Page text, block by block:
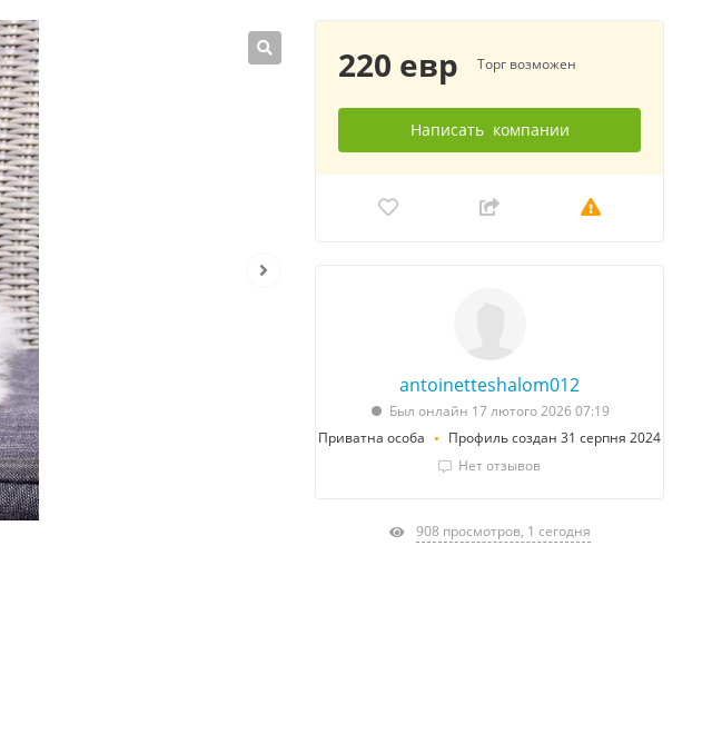
220 евр Торг возможен
Написать компании
antoinetteshalom012
Был онлайн 17 лютого 2026 07:19
Приватна особа
Профиль создан 31 серпня 2024
Нет отзывов
908 просмотров, 1 сегодня